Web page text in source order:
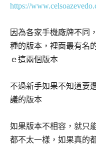
https://
因為各家手機廠牌不同
種的版本，裡面最有名
ｅ這兩個版本
不過新手如果不知道要
議的版本
如果版本不相容，就只
都不太一樣，如果真的